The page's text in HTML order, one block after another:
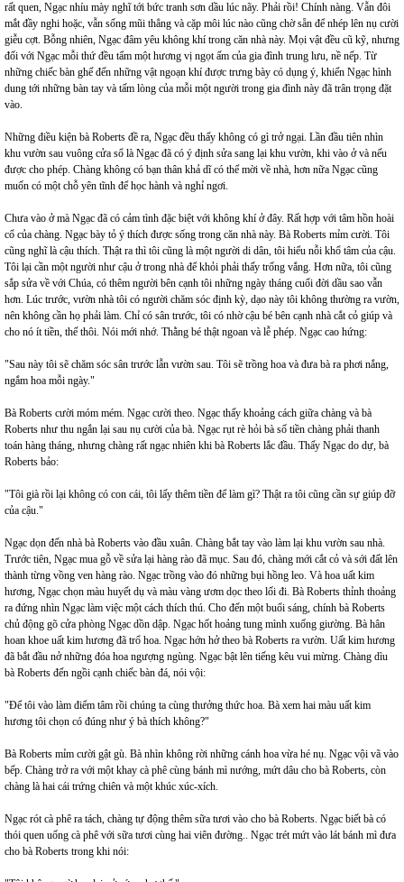
rất quen, Ngạc nhíu mày nghĩ tới bức tranh sơn dầu lúc nãy. Phải rồi! Chính nàng. Vẫn đôi
mắt đầy nghi hoặc, vẫn sống mũi thẳng và cặp môi lúc nào cũng chờ sẵn để nhép lên nụ cười
giễu cợt. Bỗng nhiên, Ngạc đâm yêu không khí trong căn nhà này. Mọi vật đều cũ kỹ, nhưng
đối với Ngạc mỗi thứ đều tẩm một hương vị ngọt ấm của gia đình trung lưu, nề nếp. Từ
những chiếc bàn ghế đến những vật ngoạn khí được trưng bày có dụng ý, khiến Ngạc hình
dung tới những bàn tay và tấm lòng của mỗi một người trong gia đình này đã trân trọng đặt
vào.
Những điều kiện bà Roberts đề ra, Ngạc đều thấy không có gì trở ngại. Lần đầu tiên nhìn
khu vườn sau vuông cửa sổ là Ngạc đã có ý định sửa sang lại khu vườn, khi vào ở và nếu
được cho phép. Chàng không có bạn thân khả dĩ có thể mời về nhà, hơn nữa Ngạc cũng
muốn có một chỗ yên tĩnh để học hành và nghỉ ngơi.
Chưa vào ở mà Ngạc đã có cảm tình đặc biệt với không khí ở đây. Rất hợp với tâm hồn hoài
cổ của chàng. Ngạc bày tỏ ý thích được sống trong căn nhà này. Bà Roberts mỉm cười. Tôi
cũng nghĩ là cậu thích. Thật ra thì tôi cũng là một người di dân, tôi hiểu nỗi khổ tâm của cậu.
Tôi lại cần một người như cậu ở trong nhà để khỏi phải thấy trống vắng. Hơn nữa, tôi cũng
sắp sửa về với Chúa, có thêm người bên cạnh tôi những ngày tháng cuối đời dầu sao vẫn
hơn. Lúc trước, vườn nhà tôi có người chăm sóc định kỳ, dạo này tôi không thường ra vườn,
nên không cần họ phải làm. Chỉ có sân trước, tôi có nhờ cậu bé bên cạnh nhà cắt cỏ giúp và
cho nó ít tiền, thế thôi. Nói mới nhớ. Thằng bé thật ngoan và lễ phép. Ngạc cao hứng:
"Sau này tôi sẽ chăm sóc sân trước lẫn vườn sau. Tôi sẽ trồng hoa và đưa bà ra phơi nắng,
ngắm hoa mỗi ngày."
Bà Roberts cười móm mém. Ngạc cười theo. Ngạc thấy khoảng cách giữa chàng và bà
Roberts như thu ngắn lại sau nụ cười của bà. Ngạc rụt rè hỏi bà số tiền chàng phải thanh
toán hàng tháng, nhưng chàng rất ngạc nhiên khi bà Roberts lắc đầu. Thấy Ngạc do dự, bà
Roberts bảo:
"Tôi già rồi lại không có con cái, tôi lấy thêm tiền để làm gì? Thật ra tôi cũng cần sự giúp đỡ
của cậu."
Ngạc dọn đến nhà bà Roberts vào đầu xuân. Chàng bắt tay vào làm lại khu vườn sau nhà.
Trước tiên, Ngạc mua gỗ về sửa lại hàng rào đã mục. Sau đó, chàng mới cắt cỏ và sới đất lên
thành từng vồng ven hàng rào. Ngạc trồng vào đó những bụi hồng leo. Và hoa uất kim
hương, Ngạc chọn màu huyết dụ và màu vàng ươm dọc theo lối đi. Bà Roberts thỉnh thoảng
ra đứng nhìn Ngạc làm việc một cách thích thú. Cho đến một buổi sáng, chính bà Roberts
chủ động gõ cửa phòng Ngạc dồn dập. Ngạc hốt hoảng tung mình xuống giường. Bà hân
hoan khoe uất kim hương đã trổ hoa. Ngạc hớn hở theo bà Roberts ra vườn. Uất kim hương
đã bắt đầu nở những đóa hoa ngượng ngùng. Ngạc bật lên tiếng kêu vui mừng. Chàng dìu
bà Roberts đến ngồi cạnh chiếc bàn đá, nói vội:
"Để tôi vào làm điểm tâm rồi chúng ta cùng thưởng thức hoa. Bà xem hai màu uất kim
hương tôi chọn có đúng như ý bà thích không?"
Bà Roberts mỉm cười gật gù. Bà nhìn không rời những cánh hoa vừa hé nụ. Ngạc vội vã vào
bếp. Chàng trở ra với một khay cà phê cùng bánh mì nướng, mứt dâu cho bà Roberts, còn
chàng là hai cái trứng chiên và một khúc xúc-xích.
Ngạc rót cà phê ra tách, chàng tự động thêm sữa tươi vào cho bà Roberts. Ngạc biết bà có
thói quen uống cà phê với sữa tươi cùng hai viên đường.. Ngạc trét mứt vào lát bánh mì đưa
cho bà Roberts trong khi nói: